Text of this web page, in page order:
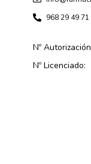
968 29 49 71
Nº
Nº Licenciado: